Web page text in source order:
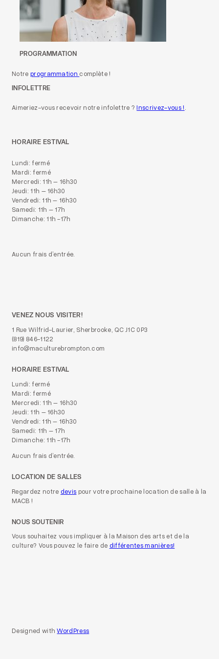
PROGRAMMATION
Notre programmation complète !
INFOLETTRE
Aimeriez-vous recevoir notre infolettre ?Inscrivez-vous !.
HORAIRE ESTIVAL
Lundi: fermé
Mardi: fermé
Mercredi: 11h – 16h30
Jeudi: 11h – 16h30
Vendredi: 11h – 16h30
Samedi: 11h – 17h
Dimanche: 11h -17h
Aucun frais d’entrée.
VENEZ NOUS VISITER!
1 Rue Wilfrid-Laurier, Sherbrooke, QC J1C 0P3
(819) 846-1122
info@maculturebrompton.com
HORAIRE ESTIVAL
Lundi: fermé
Mardi: fermé
Mercredi: 11h – 16h30
Jeudi: 11h – 16h30
Vendredi: 11h – 16h30
Samedi: 11h – 17h
Dimanche: 11h -17h
Aucun frais d’entrée.
LOCATION DE SALLES
Regardez notre devis pour votre prochaine location de salle à la
MACB !
NOUS SOUTENIR
Vous souhaitez vous impliquer à la Maison des arts et de la
culture? Vous pouvez le faire de différentes manières!
Designed withWordPress